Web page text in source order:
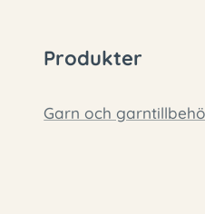
Produkter
Garn och